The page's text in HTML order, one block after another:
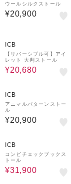
ウールシルクストール
¥20,900
ICB
【リバーシブル可】アイ
レット 大判ストール
¥20,680
ICB
アニマルパターンストー
ル
¥20,900
ICB
コンビチェックブックス
トール
¥31,900